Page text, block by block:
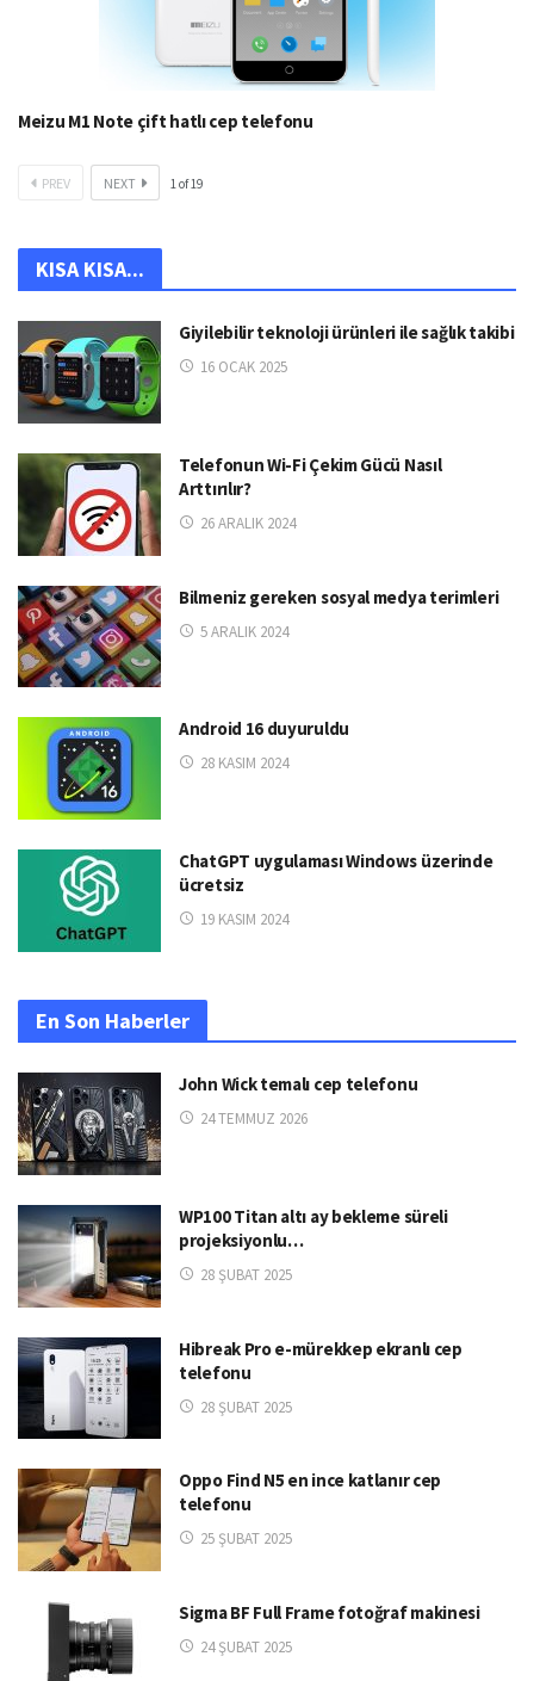
Meizu M1 Note çift hatlı cep telefonu
PREV NEXT 1of19
KISA KISA...
Giyilebilir teknoloji ürünleri ile sağlık takibi
16 OCAK 2025
Telefonun Wi-Fi Çekim Gücü Nasıl
Arttırılır?
26 ARALIK 2024
Bilmeniz gereken sosyal medya terimleri
5 ARALIK 2024
Android 16 duyuruldu
28 KASIM 2024
ChatGPT uygulaması Windows üzerinde
ücretsiz
19 KASIM 2024
En Son Haberler
John Wick temalı cep telefonu
24 TEMMUZ 2026
WP100 Titan altı ay bekleme süreli
projeksiyonlu…
28 ŞUBAT 2025
Hibreak Pro e-mürekkep ekranlı cep
telefonu
28 ŞUBAT 2025
Oppo Find N5 en ince katlanır cep
telefonu
25 ŞUBAT 2025
Sigma BF Full Frame fotoğraf makinesi
24 ŞUBAT 2025